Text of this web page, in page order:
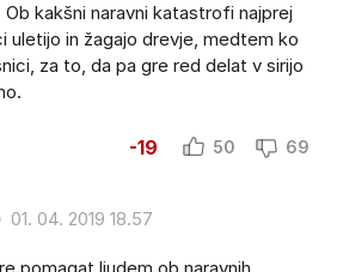
kakšni naravni katastrofi najprej
uletijo in žagajo drevje, medtem ko
za to, da pa gre red delat v sirijo
-19 50 69
01. 04. 2019 18.57